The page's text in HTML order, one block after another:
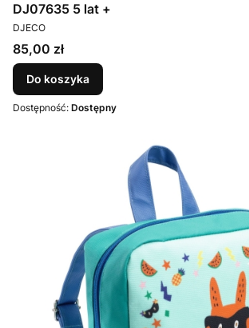
DJ07635 5 lat +
PRODUCENT
DJECO
Cena
85,00 zł
Do koszyka
Dostępność: Dostępny